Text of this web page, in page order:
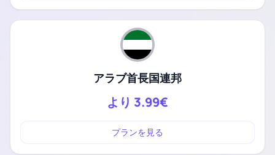
アラブ首長国連邦
より 3.99€
プランを見る